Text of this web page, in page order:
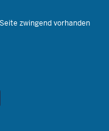
zwingend vorhanden